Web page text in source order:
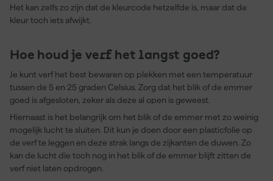
Het kan zelfs zo zijn dat de kleurcode hetzelfde is, maar dat de
kleur toch iets afwijkt.
Hoe houd je verf het langst goed?
Je kunt verf het best bewaren op plekken met een temperatuur
tussen de 5 en 25 graden Celsius. Zorg dat het blik of de emmer
goed is afgesloten, zeker als deze al open is geweest.
Hiernaast is het belangrijk om het blik of de emmer met zo weinig
mogelijk lucht te sluiten. Dit kun je doen door een plasticfolie op
de verf te leggen en deze strak langs de zijkanten de duwen. Zo
kan de lucht die toch nog in het blik of de emmer blijft zitten de
verf niet laten opdrogen.